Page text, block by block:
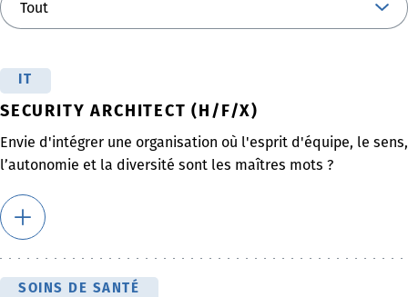
IT
SECURITY ARCHITECT (H/F/X)
Envie d'intégrer une organisation où l'esprit d'équipe, le sens,
l’autonomie et la diversité sont les maîtres mots ?
SOINS DE SANTÉ